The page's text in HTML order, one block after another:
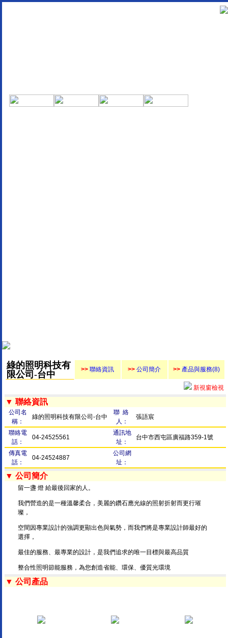
綠的照明科技有
限公司-台中
>> 聯絡資訊 >> 公司簡介 >>產品與服務(8)
新視窗檢視
▼ 聯絡資訊
公司名
稱：
綠的照明科技有限公司-台中
聯 絡
人：
張語宸
聯絡電
話：
04-24525561
通訊地
址：
台中市西屯區廣福路359-1號
傳真電
話：
04-24524887
公司網
址：
▼ 公司簡介
留一盞 燈 給最後回家的人。
我們營造的是一種溫馨柔合，美麗的鑽石應光線的照射折射而更行璀
璨，
空間因專業設計的強調更顯出色與氣勢，而我們將是專業設計師最好的
選擇，
最佳的服務、最專業的設計，是我們追求的唯一目標與最高品質
整合性照明節能服務，為您創造省能、環保、優質光環境
▼ 公司產品